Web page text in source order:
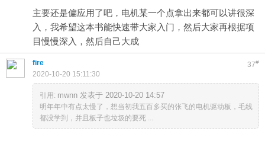
主要还是偏应用了吧，电机某一个点拿出来都可以讲很深
入，我希望这本书能快速带大家入门，然后大家再根据项
目慢慢深入，然后自己大成
37#
fire
2020-10-20 15:11:30
引用: mwnn 发表于 2020-10-20 14:57
明年年中有点太慢了，想当初我五百多买的张飞的电机驱动板，毛线
都没学到，并且板子也垃圾的要死 ...